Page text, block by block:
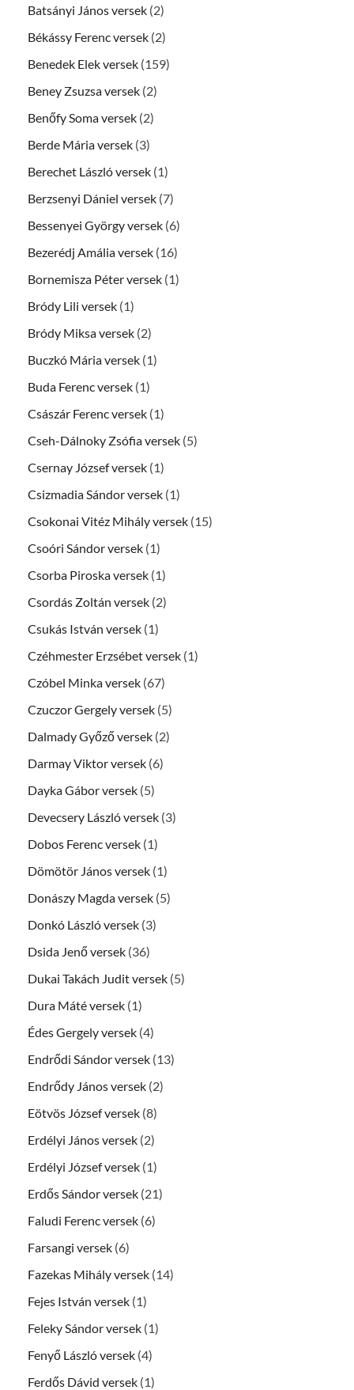
Batsányi János versek (2)
Békássy Ferenc versek (2)
Benedek Elek versek (159)
Beney Zsuzsa versek (2)
Benőfy Soma versek (2)
Berde Mária versek (3)
Berechet László versek (1)
Berzsenyi Dániel versek (7)
Bessenyei György versek (6)
Bezerédj Amália versek (16)
Bornemisza Péter versek (1)
Bródy Lili versek (1)
Bródy Miksa versek (2)
Buczkó Mária versek (1)
Buda Ferenc versek (1)
Császár Ferenc versek (1)
Cseh-Dálnoky Zsófia versek (5)
Csernay József versek (1)
Csizmadia Sándor versek (1)
Csokonai Vitéz Mihály versek (15)
Csoóri Sándor versek (1)
Csorba Piroska versek (1)
Csordás Zoltán versek (2)
Csukás István versek (1)
Czéhmester Erzsébet versek (1)
Czóbel Minka versek (67)
Czuczor Gergely versek (5)
Dalmady Győző versek (2)
Darmay Viktor versek (6)
Dayka Gábor versek (5)
Devecsery László versek (3)
Dobos Ferenc versek (1)
Dömötör János versek (1)
Donászy Magda versek (5)
Donkó László versek (3)
Dsida Jenő versek (36)
Dukai Takách Judit versek (5)
Dura Máté versek (1)
Édes Gergely versek (4)
Endrődi Sándor versek (13)
Endrődy János versek (2)
Eötvös József versek (8)
Erdélyi János versek (2)
Erdélyi József versek (1)
Erdős Sándor versek (21)
Faludi Ferenc versek (6)
Farsangi versek (6)
Fazekas Mihály versek (14)
Fejes István versek (1)
Feleky Sándor versek (1)
Fenyő László versek (4)
Ferdős Dávid versek (1)